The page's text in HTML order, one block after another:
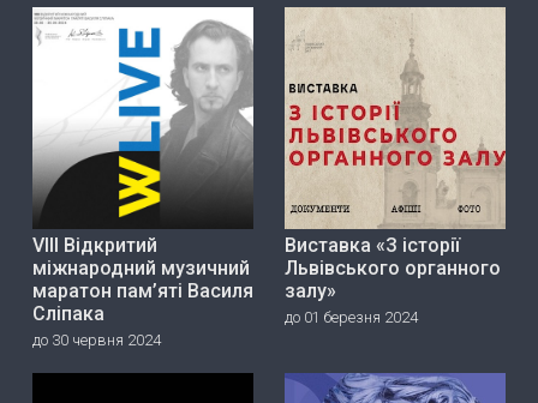
VIII Відкритий
міжнародний музичний
маратон пам’яті Василя
Сліпака
до 30 червня 2024
Виставка «З історії
Львівського органного
залу»
до 01 березня 2024